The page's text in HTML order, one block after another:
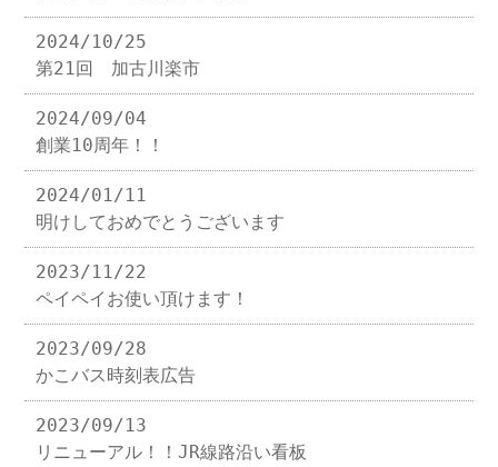
2024/10/25
第21回 加古川楽市
2024/09/04
創業10周年！！
2024/01/11
明けしておめでとうございます
2023/11/22
ペイペイお使い頂けます！
2023/09/28
かこバス時刻表広告
2023/09/13
リニューアル！！JR線路沿い看板